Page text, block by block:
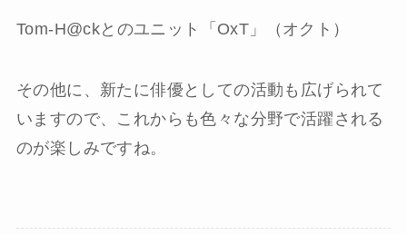
Tom-H@ckとのユニット「OxT」（オクト）
その他に、新たに俳優としての活動も広げられて
いますので、これからも色々な分野で活躍される
のが楽しみですね。